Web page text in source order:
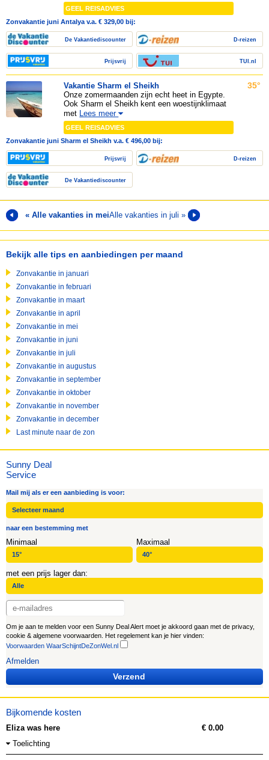
GEEL REISADVIES
Zonvakantie juni Antalya v.a. € 329,00 bij:
De Vakantiediscounter
Prijsvrij
D-reizen
TUI.nl
Vakantie Sharm el Sheikh
Onze zomermaanden zijn echt heet in Egypte.
Ook Sharm el Sheikh kent een woestijnklimaat
met Lees meer
GEEL REISADVIES
35°
Zonvakantie juni Sharm el Sheikh v.a. € 496,00 bij:
Prijsvrij
De Vakantiediscounter
D-reizen
« Alle vakanties in meiAlle vakanties in juli »
Bekijk alle tips en aanbiedingen per maand
Zonvakantie in januari
Zonvakantie in februari
Zonvakantie in maart
Zonvakantie in april
Zonvakantie in mei
Zonvakantie in juni
Zonvakantie in juli
Zonvakantie in augustus
Zonvakantie in september
Zonvakantie in oktober
Zonvakantie in november
Zonvakantie in december
Last minute naar de zon
Sunny Deal
Service
Mail mij als er een aanbieding is voor:
naar een bestemming met
Minimaal Maximaal
met een prijs lager dan:
Om je aan te melden voor een Sunny Deal Alert moet je akkoord gaan met de privacy,
cookie & algemene voorwaarden. Het regelement kan je hier vinden:
Voorwaarden WaarSchijntDeZonWel.nl
Afmelden
Verzend
Bijkomende kosten
Eliza was here
€ 0.00
Toelichting